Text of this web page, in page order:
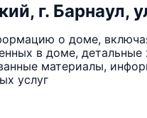
г. Барнаул,
о доме,
в доме, детальные
материалы,
услуг